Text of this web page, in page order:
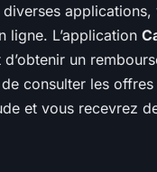
diverses
ligne. L’application
un
consulter les
et vous recevrez